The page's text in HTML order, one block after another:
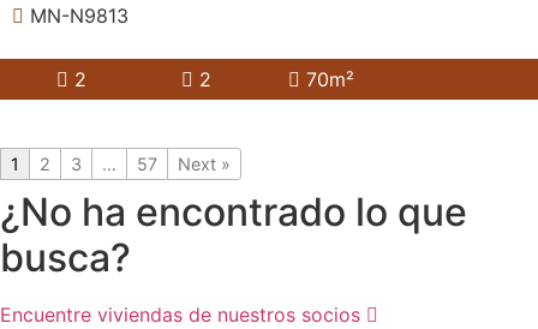
MN-N9813
2 2 70m²
1 2 3 … 57 Next »
¿No ha encontrado lo que
busca?
Encuentre viviendas de nuestros socios